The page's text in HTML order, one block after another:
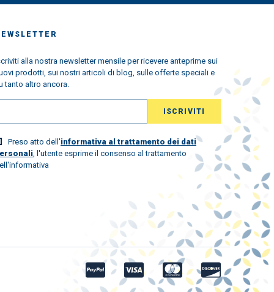
alla nostra newsletter mensile per ricevere anteprime sui
prodotti, sui nostri articoli di blog, sulle offerte speciali e
tanto altro ancora.
Preso atto dell'informativa al trattamento dei dati
, l'utente esprime il consenso al trattamento